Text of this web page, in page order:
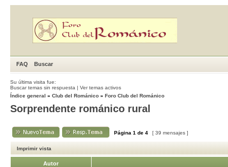
FAQ Buscar
Su última visita fue:
Buscar temas sin respuesta | Ver temas activos
Índice general » Club del Románico » Foro Club del Románico
Sorprendente románico rural
Página 1 de 4 [ 39 mensajes ]
Imprimir vista
Autor